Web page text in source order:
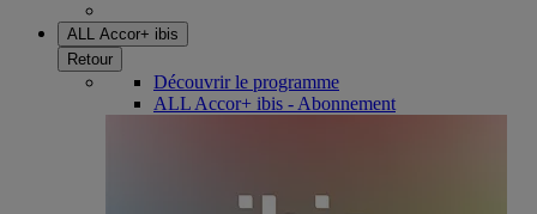
ALL Accor+ ibis
Retour
Découvrir le programme
ALL Accor+ ibis - Abonnement